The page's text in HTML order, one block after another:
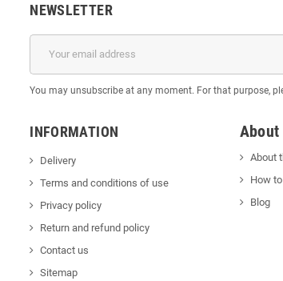
NEWSLETTER
You may unsubscribe at any moment. For that purpose,
INFORMATION
Delivery
Terms and conditions of use
Privacy policy
Return and refund policy
Contact us
Sitemap
About
About
How
Blog